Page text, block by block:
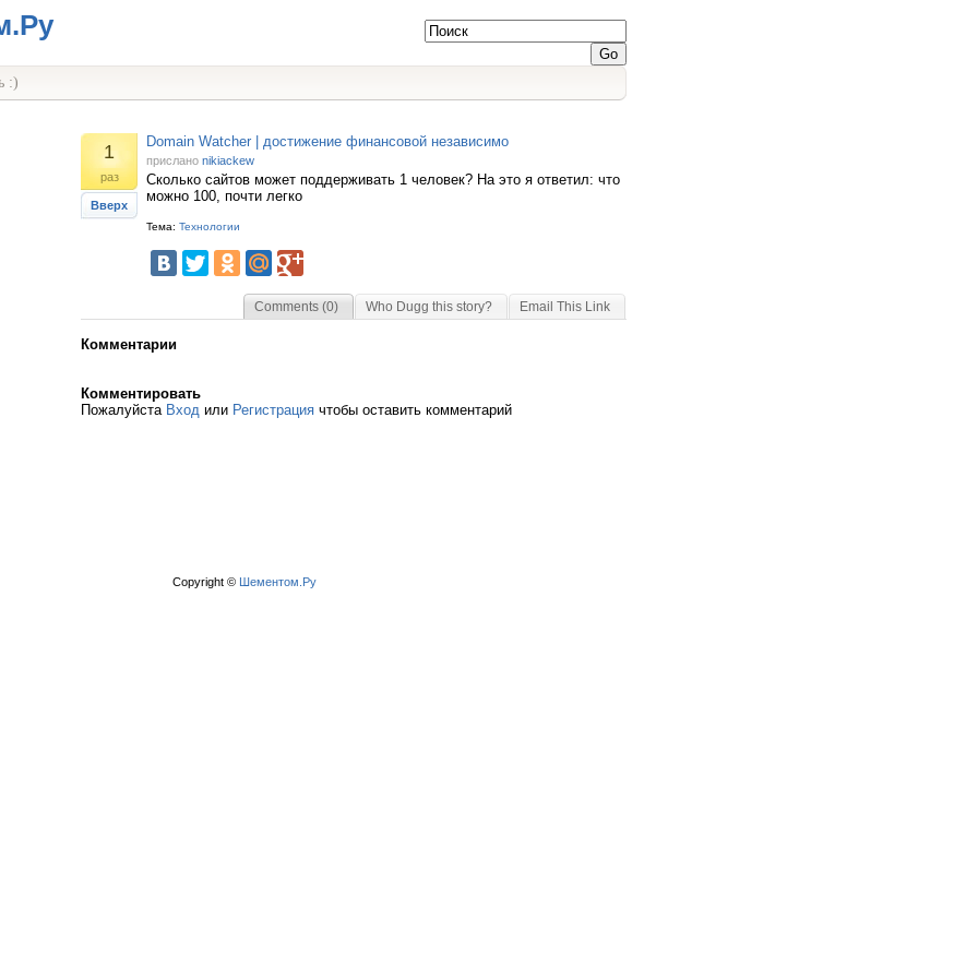
:)
1
раз
Вверх
Domain Watcher | достижение финансовой независимо
прислано nikiackew
Сколько сайтов может поддерживать 1 человек? На это я ответил: что
можно 100, почти легко
Тема: Технологии
Comments (0) Who Dugg this story? Email This Link
Комментарии
Комментировать
Пожалуйста Вход или Регистрация чтобы оставить комментарий
Copyright © Шементом.Ру